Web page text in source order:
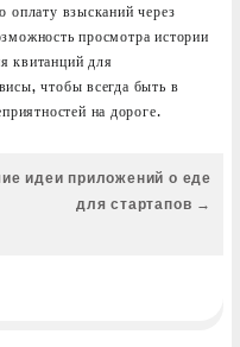
оплату взысканий через
просмотра истории
квитанций для
чтобы всегда быть в
на дороге.
идеи приложений о еде
для стартапов →